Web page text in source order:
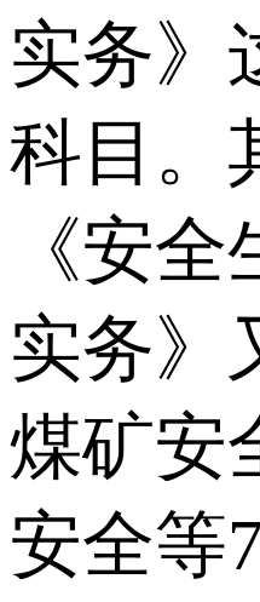
实务》
科目。
《安
实务》
煤矿安
安全等